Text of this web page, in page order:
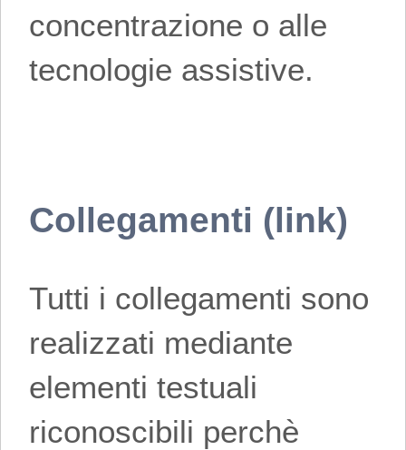
concentrazione o alle
tecnologie assistive.
Collegamenti (link)
Tutti i collegamenti sono
realizzati mediante
elementi testuali
riconoscibili perchè